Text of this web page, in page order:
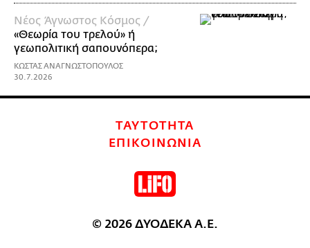
Νέος Άγνωστος Κόσμος /
«Θεωρία του τρελού» ή
γεωπολιτική σαπουνόπερα;
ΚΩΣΤΑΣ ΑΝΑΓΝΩΣΤΟΠΟΥΛΟΣ
30.7.2026
ΤΑΥΤΟΤΗΤΑ
ΕΠΙΚΟΙΝΩΝΙΑ
© 2026 ΔΥΟΔΕΚΑ Α.Ε.